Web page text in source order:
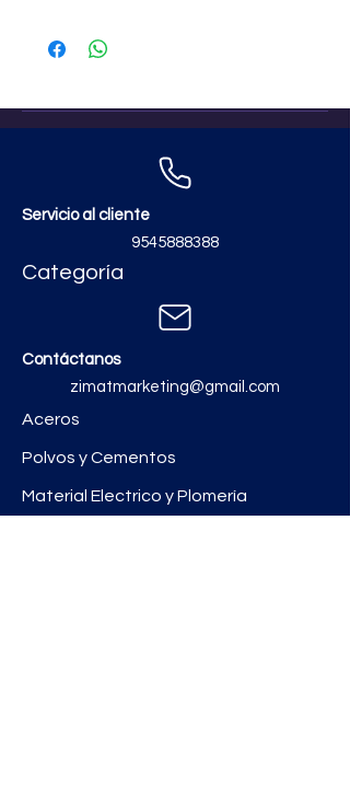
Servicio al cliente
9545888388
Categoría
Contáctanos
zimatmarketing@gmail.com
Aceros
Polvos y Cementos
Material Electrico y Plomería